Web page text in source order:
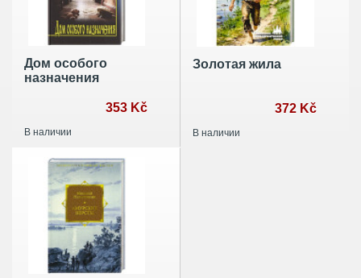
Дом особого
назначения
353 Kč
В наличии
Золотая жила
372 Kč
В наличии